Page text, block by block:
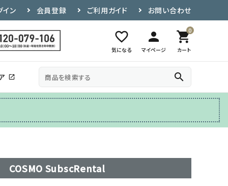
イン 会員登録 ご利用ガイド お問い合わせ
favorite_border
気になる
person
マイページ
0
shopping_cart
カート
その他
テレビ台
open_in_new search
COSMO SubscRental